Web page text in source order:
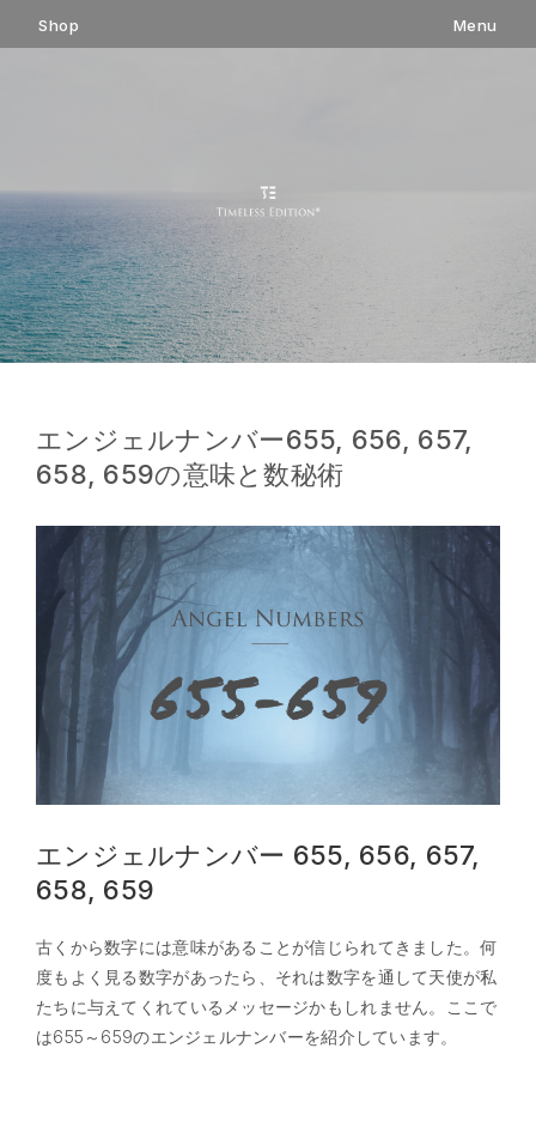
Shop Menu
ン
ス
キ
ッ
プ
エンジェルナンバー655, 656, 657,
658, 659の意味と数秘術
エンジェルナンバー 655, 656, 657,
658, 659
古くから数字には意味があることが信じられてきました。何
度もよく見る数字があったら、それは数字を通して天使が私
たちに与えてくれているメッセージかもしれません。ここで
は655～659のエンジェルナンバーを紹介しています。